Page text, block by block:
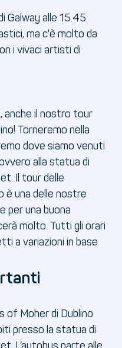
Galway alle 15.45.
ma c'è molto da
i vivaci artisti di
anche il nostro tour
Torneremo nella
dove siamo venuti
alla statua di
Il tour delle
è una delle nostre
per una buona
molto. Tutti gli orari
a variazioni in base
of Moher di Dublino
presso la statua di